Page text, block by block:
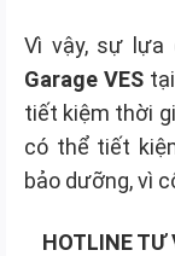
Vì vậy, sự lựa
Garage VEStại
tiết kiệm thời
có thể tiết
bảo dưỡng, vì
HOTLINE TƯ